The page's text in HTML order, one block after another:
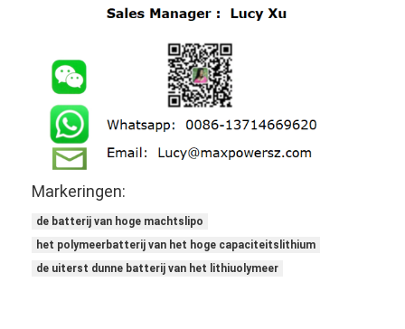
Markeringen:
de batterij van hoge machtslipo
het polymeerbatterij van het hoge capaciteitslithium
de uiterst dunne batterij van het lithiuolymeer